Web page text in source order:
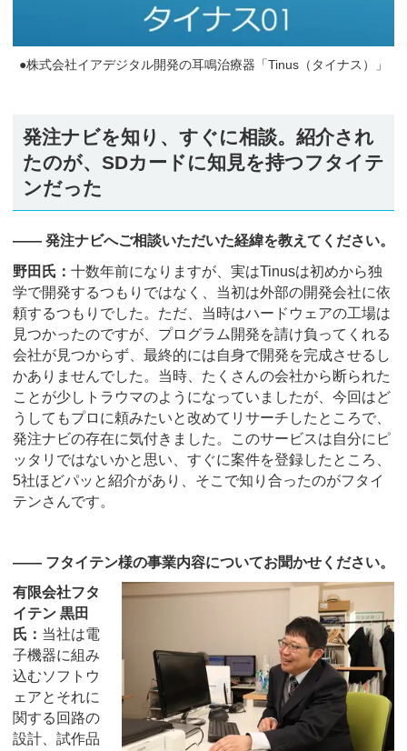
●株式会社イアデジタル開発の耳鳴治療器「Tinus（タイナス）」
発注ナビを知り、すぐに相談。紹介され
たのが、SDカードに知見を持つフタイテ
ンだった
―― 発注ナビへご相談いただいた経緯を教えてください。
野田氏： 十数年前になりますが、実はTinusは初めから独
学で開発するつもりではなく、当初は外部の開発会社に依
頼するつもりでした。ただ、当時はハードウェアの工場は
見つかったのですが、プログラム開発を請け負ってくれる
会社が見つからず、最終的には自身で開発を完成させるし
かありませんでした。当時、たくさんの会社から断られた
ことが少しトラウマのようになっていましたが、今回はど
うしてもプロに頼みたいと改めてリサーチしたところで、
発注ナビの存在に気付きました。このサービスは自分にピ
ッタリではないかと思い、すぐに案件を登録したところ、
5社ほどパッと紹介があり、そこで知り合ったのがフタイ
テンさんです。
―― フタイテン様の事業内容についてお聞かせください。
有限会社フタ
イテン 黒田
氏： 当社は電
子機器に組み
込むソフトウ
ェアとそれに
関する回路の
設計、試作品